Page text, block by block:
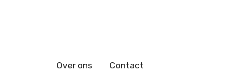
Over ons Contact